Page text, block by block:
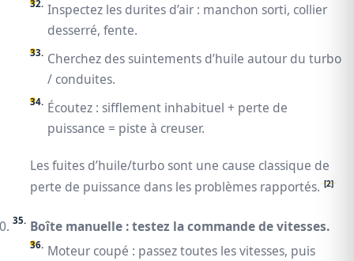
Inspectez les durites d’air : manchon sorti, collier
desserré, fente.
Cherchez des suintements d’huile autour du turbo
/ conduites.
Écoutez : sifflement inhabituel + perte de
puissance = piste à creuser.
Les fuites d’huile/turbo sont une cause classique de
perte de puissance dans les problèmes rapportés. [2]
Boîte manuelle : testez la commande de vitesses.
Moteur coupé : passez toutes les vitesses, puis